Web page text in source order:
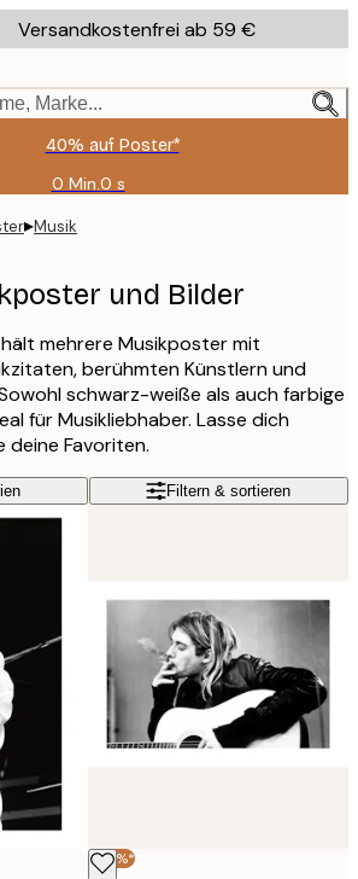
Versandkostenfrei ab 59 €
Marke...
40% auf Poster*
0 Min.0 s
Gültig
▸Musik
und Bilder
mehrere Musikposter mit
berühmten Künstlern und
schwarz-weiße als auch farbige
für Musikliebhaber. Lasse dich
deine Favoriten.
Filtern & sortieren
-40%*